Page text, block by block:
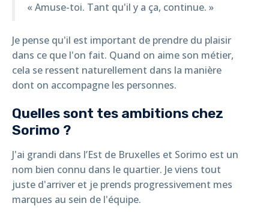
« Amuse-toi. Tant qu'il y a ça, continue. »
Je pense qu'il est important de prendre du plaisir
dans ce que l'on fait. Quand on aime son métier,
cela se ressent naturellement dans la manière
dont on accompagne les personnes.
Quelles sont tes ambitions chez
Sorimo ?
J'ai grandi dans l’Est de Bruxelles et Sorimo est un
nom bien connu dans le quartier. Je viens tout
juste d'arriver et je prends progressivement mes
marques au sein de l'équipe.